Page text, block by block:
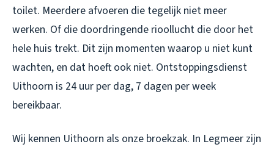
toilet. Meerdere afvoeren die tegelijk niet meer
werken. Of die doordringende rioollucht die door het
hele huis trekt. Dit zijn momenten waarop u niet kunt
wachten, en dat hoeft ook niet. Ontstoppingsdienst
Uithoorn is 24 uur per dag, 7 dagen per week
bereikbaar.
Wij kennen Uithoorn als onze broekzak. In Legmeer zijn